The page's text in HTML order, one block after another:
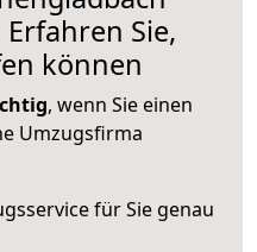
Sie,
können
, wenn Sie einen
Umzugsfirma
für Sie genau